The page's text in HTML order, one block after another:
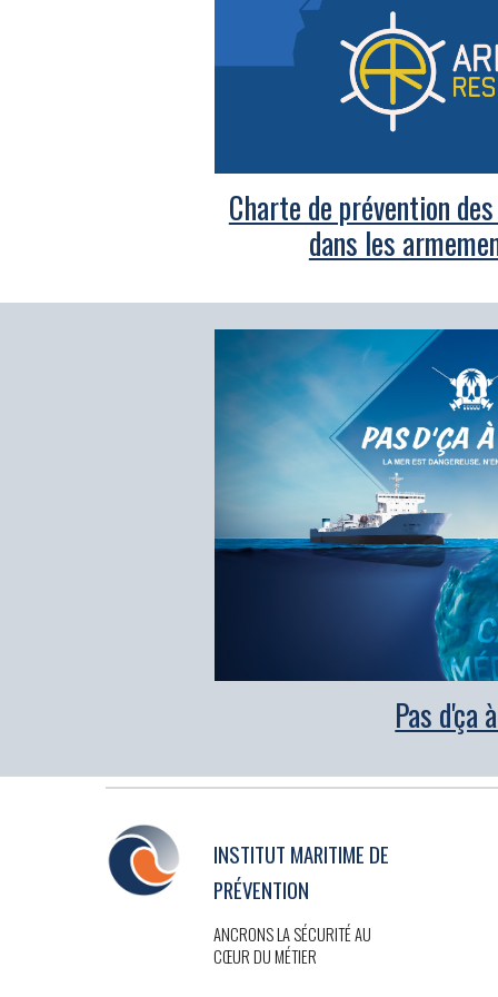
Charte de prévention
dans les
Pas d'ça
INSTITUT MARITIME DE
PRÉVENTION
ANCRONS LA SÉCURITÉ AU
CŒUR DU MÉTIER